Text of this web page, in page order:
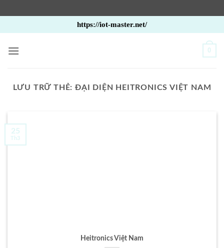
qua
nội
https://iot-master.net/
0
LƯU TRỮ THẺ: ĐẠI DIỆN HEITRONICS VIỆT NAM
Heitronics Việt Nam
25
Th3